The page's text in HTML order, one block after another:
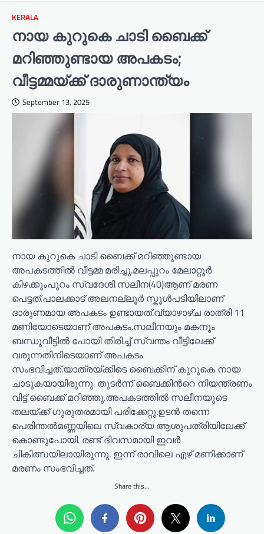
KERALA
നായ കുറുകെ ചാടി ബൈക്ക്
മറിഞ്ഞുണ്ടായ അപകടം;
വീട്ടമ്മയ്ക്ക് ദാരുണാന്ത്യം
September 13, 2025
നായ കുറുകെ ചാടി ബൈക്ക് മറിഞ്ഞുണ്ടായ
അപകടത്തില്‍ വീട്ടമ്മ മരിച്ചു.മലപ്പുറം മേലാറ്റൂർ
കിഴക്കുംപുറം സ്വദേശി സലീന(40)ആണ് മരണ
പെട്ടത്.പാലക്കാട് അലനല്ലൂർ സ്കൂൾപടിയിലാണ്
ദാരുണമായ അപകടം ഉണ്ടായത്.വ്യാഴാഴ്ച രാത്രി 11
മണിയോടെയാണ് അപകടം.സലീനയും മകനും
ബന്ധുവീട്ടില്‍ പോയി തിരിച്ച് സ്വന്തം വീട്ടിലേക്ക്
വരുന്നതിനിടെയാണ് അപകടം
സംഭവിച്ചത്.യാത്രയ്ക്കിടെ ബൈക്കിന് കുറുകെ നായ
ചാടുകയായിരുന്നു. തുടര്‍ന്ന് ബൈക്കിന്‍റെ നിയന്ത്രണം
വിട്ട് ബൈക്ക് മറിഞ്ഞു.അപകടത്തിൽ സലീനയുടെ
തലയ്ക്ക് ഗുരുതരമായി പരിക്കേറ്റു.ഉടന്‍ തന്നെ
പെരിന്തല്‍മണ്ണയിലെ സ്വകാര്യ ആശുപത്രിയിലേക്ക്
കൊണ്ടുപോയി. രണ്ട് ദിവസമായി ഇവര്‍
ചികിത്സയിലായിരുന്നു. ഇന്ന് രാവിലെ എഴ് മണിക്കാണ്
മരണം സംഭവിച്ചത്.
Share this...